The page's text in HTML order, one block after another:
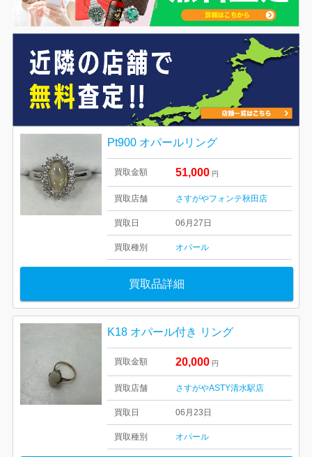
Pt900 オパールリング
買取金額 51,000 円
買取店舗 さすがやフォンテ秋田店
買取日 06月27日
買取種別 オパール
買取品詳細
K18 オパール付き リング
買取金額 20,000 円
買取店舗 さすがやASTY清水駅店
買取日 06月23日
買取種別 オパール